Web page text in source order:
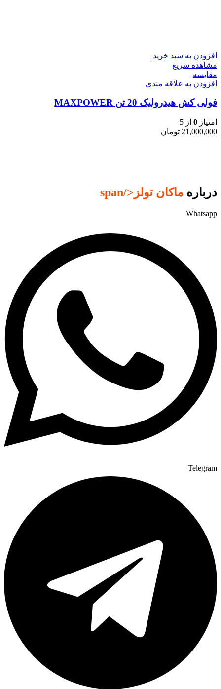
افزودن به سبد خرید
مشاهده سریع
مقایسه
افزودن به علاقه مندی
فولی کش هیدرولیک 20 تن MAXPOWER
امتیاز 0 از 5
21,000,000 تومان
درباره ماکان تولز </span
Whatsapp
Telegram